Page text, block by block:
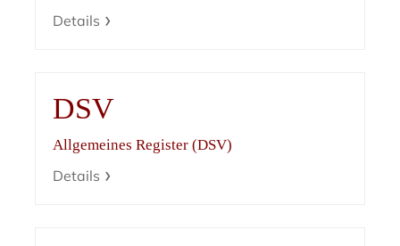
Details
DSV
Allgemeines Register (DSV)
Details